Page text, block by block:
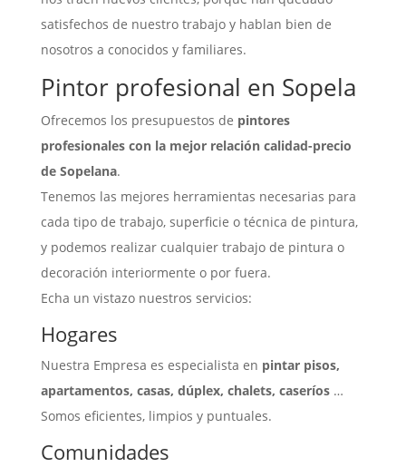
satisfechos de nuestro trabajo y hablan bien de
nosotros a conocidos y familiares.
Pintor profesional en Sopela
Ofrecemos los presupuestos de pintores
profesionales con la mejor relación calidad-precio
de Sopelana.
Tenemos las mejores herramientas necesarias para
cada tipo de trabajo, superficie o técnica de pintura,
y podemos realizar cualquier trabajo de pintura o
decoración interiormente o por fuera.
Echa un vistazo nuestros servicios:
Hogares
Nuestra Empresa es especialista en pintar pisos,
apartamentos, casas, dúplex, chalets, caseríos…
Somos eficientes, limpios y puntuales.
Comunidades